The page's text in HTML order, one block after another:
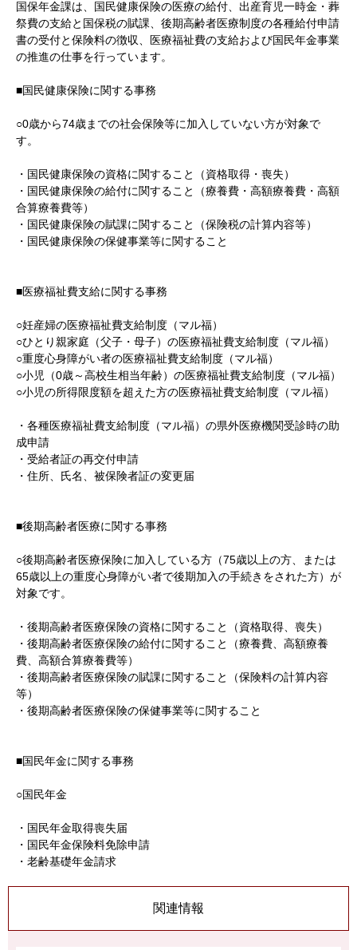
国保年金課は、国民健康保険の医療の給付、出産育児一時金・葬
祭費の支給と国保税の賦課、後期高齢者医療制度の各種給付申請
書の受付と保険料の徴収、医療福祉費の支給および国民年金事業
の推進の仕事を行っています。
■国民健康保険に関する事務
○0歳から74歳までの社会保険等に加入していない方が対象で
す。
・国民健康保険の資格に関すること（資格取得・喪失）
・国民健康保険の給付に関すること（療養費・高額療養費・高額
合算療養費等）
・国民健康保険の賦課に関すること（保険税の計算内容等）
・国民健康保険の保健事業等に関すること
■医療福祉費支給に関する事務
○妊産婦の医療福祉費支給制度（マル福）
○ひとり親家庭（父子・母子）の医療福祉費支給制度（マル福）
○重度心身障がい者の医療福祉費支給制度（マル福）
○小児（0歳～高校生相当年齢）の医療福祉費支給制度（マル福）
○小児の所得限度額を超えた方の医療福祉費支給制度（マル福）
・各種医療福祉費支給制度（マル福）の県外医療機関受診時の助
成申請
・受給者証の再交付申請
・住所、氏名、被保険者証の変更届
■後期高齢者医療に関する事務
○後期高齢者医療保険に加入している方（75歳以上の方、または
65歳以上の重度心身障がい者で後期加入の手続きをされた方）が
対象です。
・後期高齢者医療保険の資格に関すること（資格取得、喪失）
・後期高齢者医療保険の給付に関すること（療養費、高額療養
費、高額合算療養費等）
・後期高齢者医療保険の賦課に関すること（保険料の計算内容
等）
・後期高齢者医療保険の保健事業等に関すること
■国民年金に関する事務
○国民年金
・国民年金取得喪失届
・国民年金保険料免除申請
・老齢基礎年金請求
関連情報